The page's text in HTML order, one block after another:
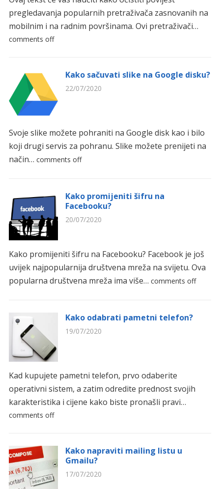
pregledavanja popularnih pretraživača zasnovanih na
mobilnim i na radnim površinama. Ovi pretraživači…
comments off
Kako sačuvati slike na Google disku?
22/07/2020
Svoje slike možete pohraniti na Google disk kao i bilo
koji drugi servis za pohranu. Slike možete prenijeti na
način… comments off
Kako promijeniti šifru na
Facebooku?
20/07/2020
Kako promijeniti šifru na Facebooku? Facebook je još
uvijek najpopularnija društvena mreža na svijetu. Ova
popularna društvena mreža ima više… comments off
Kako odabrati pametni telefon?
19/07/2020
Kad kupujete pametni telefon, prvo odaberite
operativni sistem, a zatim odredite prednost svojih
karakteristika i cijene kako biste pronašli pravi…
comments off
Kako napraviti mailing listu u
Gmailu?
17/07/2020